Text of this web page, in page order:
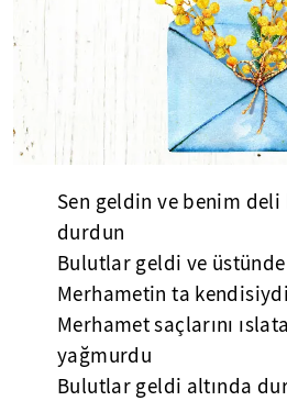
Sen geldin ve benim deli
durdun
Bulutlar geldi ve
Merhametin ta
Merhamet saçlarını
yağmurdu
Bulutlar geldi altında